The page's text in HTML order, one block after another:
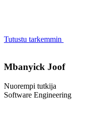
Tutustu tarkemmin
Mbanyick Joof
Nuorempi tutkija
Software Engineering